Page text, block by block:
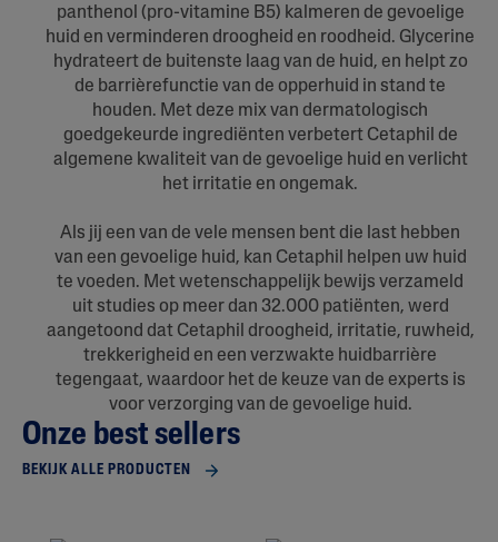
panthenol (pro-vitamine B5) kalmeren de gevoelige
huid en verminderen droogheid en roodheid. Glycerine
hydrateert de buitenste laag van de huid, en helpt zo
de barrièrefunctie van de opperhuid in stand te
houden. Met deze mix van dermatologisch
goedgekeurde ingrediënten verbetert Cetaphil de
algemene kwaliteit van de gevoelige huid en verlicht
het irritatie en ongemak.
Als jij een van de vele mensen bent die last hebben
van een gevoelige huid, kan Cetaphil helpen uw huid
te voeden. Met wetenschappelijk bewijs verzameld
uit studies op meer dan 32.000 patiënten, werd
aangetoond dat Cetaphil droogheid, irritatie, ruwheid,
trekkerigheid en een verzwakte huidbarrière
tegengaat, waardoor het de keuze van de experts is
voor verzorging van de gevoelige huid.
Onze best sellers
BEKIJK ALLE PRODUCTEN